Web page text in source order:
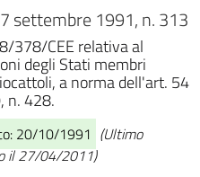
settembre 1991, n. 313
378/CEE relativa al
degli Stati membri
a norma dell'art. 54
n. 428.
20/10/1991 (Ultimo
il 27/04/2011)